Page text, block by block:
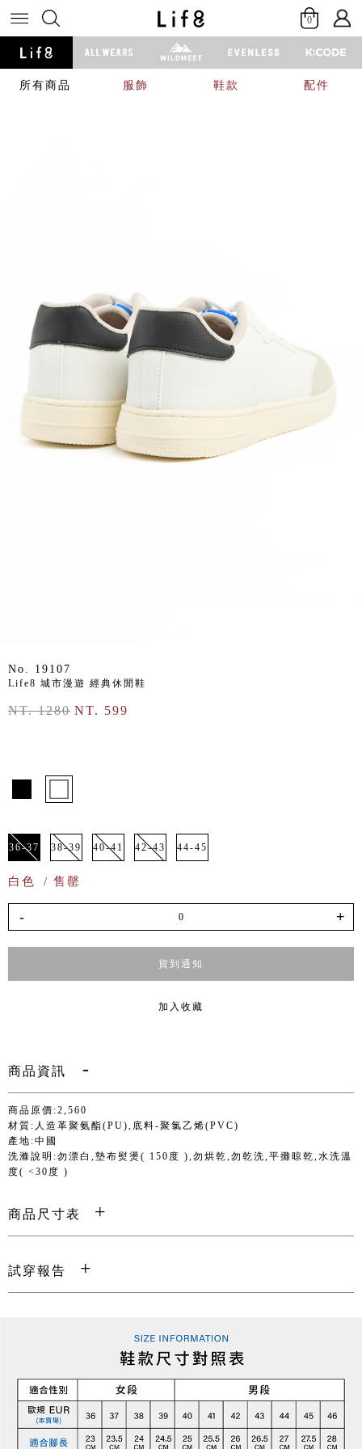
0
所有商品 服飾 鞋款 配件
No. 19107
Life8 城市漫遊 經典休閒鞋
NT. 1280 NT. 599
36-37 38-39 40-41 42-43 44-45
白色 / 售罄
- +
貨到通知
加入收藏
商品資訊
商品原價:2,560
材質:人造革聚氨酯(PU),底料-聚氯乙烯(PVC)
產地:中國
洗滌說明:勿漂白,墊布熨燙( 150度 ),勿烘乾,勿乾洗,平攤晾乾,水洗溫
度( <30度 )
商品尺寸表
試穿報告